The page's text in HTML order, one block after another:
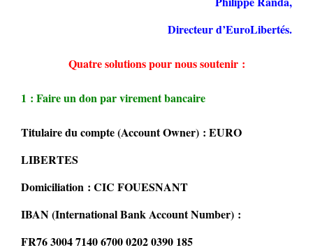
Directeur d’EuroLibertés.
Quatre solutions pour nous soutenir :
1 : Faire un don par virement bancaire
Titulaire du compte (Account Owner) : EURO
LIBERTES
Domiciliation : CIC FOUESNANT
IBAN (International Bank Account Number) :
FR76 3004 7140 6700 0202 0390 185